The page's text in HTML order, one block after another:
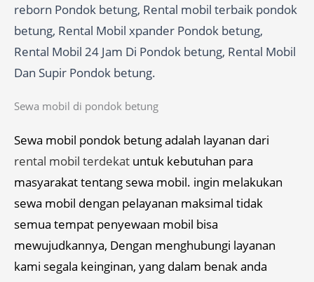
reborn Pondok betung, Rental mobil terbaik pondok
betung, Rental Mobil xpander Pondok betung,
Rental Mobil 24 Jam Di Pondok betung, Rental Mobil
Dan Supir Pondok betung.
Sewa mobil di pondok betung
Sewa mobil pondok betung adalah layanan dari
rental mobil terdekat untuk kebutuhan para
masyarakat tentang sewa mobil. ingin melakukan
sewa mobil dengan pelayanan maksimal tidak
semua tempat penyewaan mobil bisa
mewujudkannya, Dengan menghubungi layanan
kami segala keinginan, yang dalam benak anda